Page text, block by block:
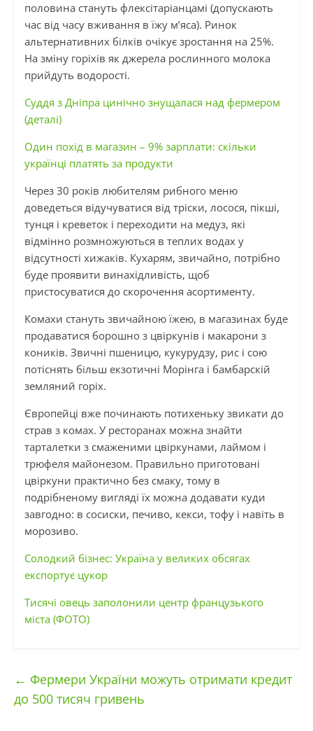
половина стануть флексітаріанцамі (допускають
час від часу вживання в їжу м’яса). Ринок
альтернативних білків очікує зростання на 25%.
На зміну горіхів як джерела рослинного молока
прийдуть водорості.
Cуддя з Дніпра цинічно знущалася над фермером
(деталі)
Один похід в магазин – 9% зарплати: скільки
українці платять за продукти
Через 30 років любителям рибного меню
доведеться відучуватися від тріски, лосося, пікші,
тунця і креветок і переходити на медуз, які
відмінно розмножуються в теплих водах у
відсутності хижаків. Кухарям, звичайно, потрібно
буде проявити винахідливість, щоб
пристосуватися до скорочення асортименту.
Комахи стануть звичайною їжею, в магазинах буде
продаватися борошно з цвіркунів і макарони з
коників. Звичні пшеницю, кукурудзу, рис і сою
потіснять більш екзотичні Морінга і бамбарскій
земляний горіх.
Європейці вже починають потихеньку звикати до
страв з комах. У ресторанах можна знайти
тарталетки з смаженими цвіркунами, лаймом і
трюфеля майонезом. Правильно приготовані
цвіркуни практично без смаку, тому в
подрібненому вигляді їх можна додавати куди
завгодно: в сосиски, печиво, кекси, тофу і навіть в
морозиво.
Солодкий бізнес: Україна у великих обсягах
експортує цукор
Тисячі овець заполонили центр французького
міста (ФОТО)
← Фермери України можуть отримати кредит
до 500 тисяч гривень